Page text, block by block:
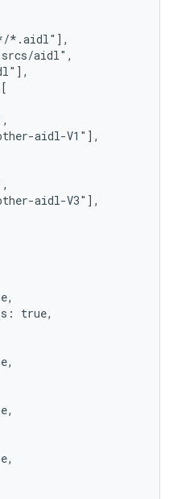
*.aidl"],
aidl",
aidl-V1"],
aidl-V3"],
true,